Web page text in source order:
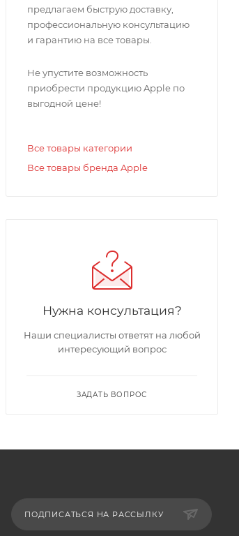
Apple iMac 24" Retina
4,5K, M4 (10C CPU, 10C
SSD, Orange
Apple iMac 24"
предлагаем быструю доставку,
профессиональную консультацию
и гарантию на все товары.
Не упустите возможность
приобрести продукцию Apple по
выгодной цене!
Все товары категории
Все товары бренда Apple
Нужна консультация?
Наши специалисты ответят на любой
интересующий вопрос
ЗАДАТЬ ВОПРОС
ПОДПИСАТЬСЯ НА РАССЫЛКУ